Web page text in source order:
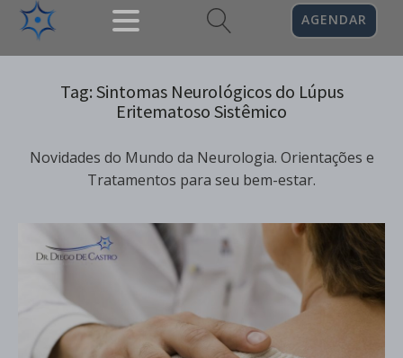
AGENDAR
Tag: Sintomas Neurológicos do Lúpus
Eritematoso Sistêmico
Novidades do Mundo da Neurologia. Orientações e
Tratamentos para seu bem-estar.